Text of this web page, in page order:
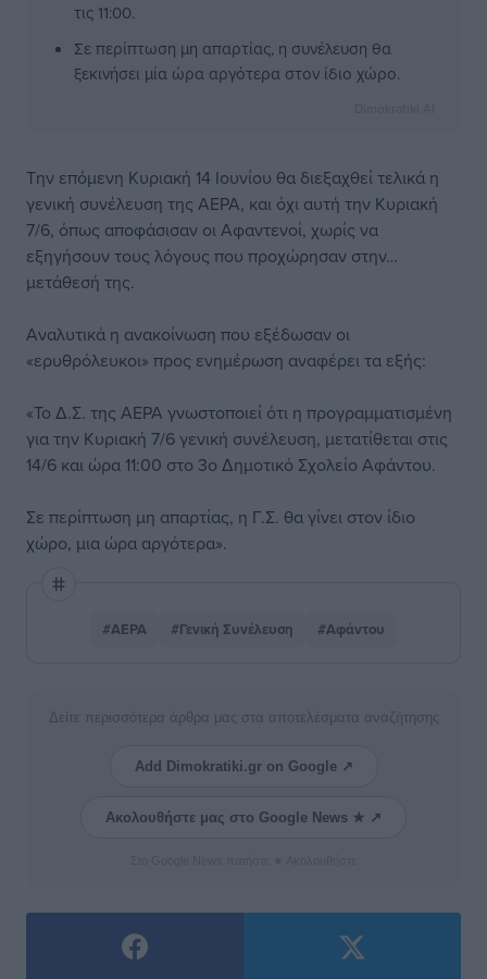
τις 11:00.
Σε περίπτωση μη απαρτίας, η συνέλευση θα
ξεκινήσει μία ώρα αργότερα στον ίδιο χώρο.
Την επόμενη Κυριακή 14 Ιουνίου θα διεξαχθεί τελικά η
γενική συνέλευση της ΑΕΡΑ, και όχι αυτή την Κυριακή
7/6, όπως αποφάσισαν οι Αφαντενοί, χωρίς να
εξηγήσουν τους λόγους που προχώρησαν στην…
μετάθεσή της.
Αναλυτικά η ανακοίνωση που εξέδωσαν οι
«ερυθρόλευκοι» προς ενημέρωση αναφέρει τα εξής:
«Το Δ.Σ. της ΑΕΡΑ γνωστοποιεί ότι η προγραμματισμένη
για την Κυριακή 7/6 γενική συνέλευση, μετατίθεται στις
14/6 και ώρα 11:00 στο 3ο Δημοτικό Σχολείο Αφάντου.
Σε περίπτωση μη απαρτίας, η Γ.Σ. θα γίνει στον ίδιο
χώρο, μια ώρα αργότερα».
#ΑΕΡΑ #Γενική Συνέλευση #Αφάντου
Δείτε περισσότερα άρθρα μας στα αποτελέσματα αναζήτησης
Add Dimokratiki.gr on Google ↗
Ακολουθήστε μας στο Google News ★ ↗